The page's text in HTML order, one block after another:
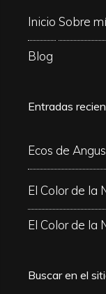
Inicio Sobre mí
Blog
Entradas
Ecos de
El Color de la
El Color de la
Buscar en el